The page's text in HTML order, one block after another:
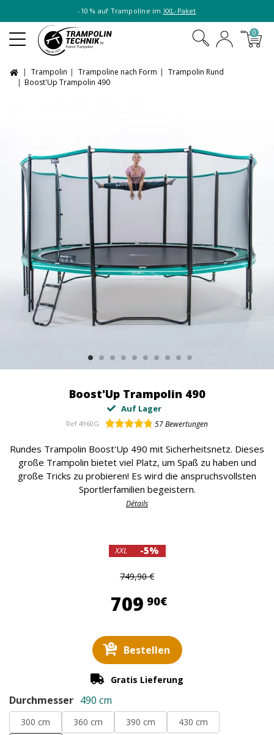
-10 % auf Trampoline im XXL-Paket
0
Trampolin Trampoline nach Form
Trampolin Rund
Boost'Up Trampolin 490
Boost'Up Trampolin 490
Auf Lager
Ref 4960G 57Bewertungen
Rundes Trampolin Boost'Up 490 mit Sicherheitsnetz. Dieses
große Trampolin bietet viel Platz, um Spaß zu haben und
große Tricks zu probieren! Es wird die anspruchsvollsten
Sportlerfamilien begeistern.
Détails
XXL -5%
749,90 €
709 90€709,90 €
Bestellen
Gratis Lieferung
Durchmesser 490 cm
300 cm 360 cm 390 cm
430 cm